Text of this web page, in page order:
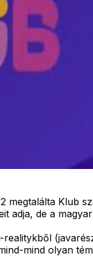
megtalálta Klub
adja, de a
mind olyan